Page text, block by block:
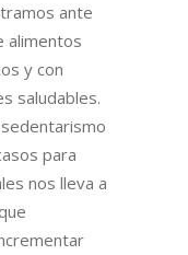
ante
alimentos
y con
saludables.
para
nos lleva a